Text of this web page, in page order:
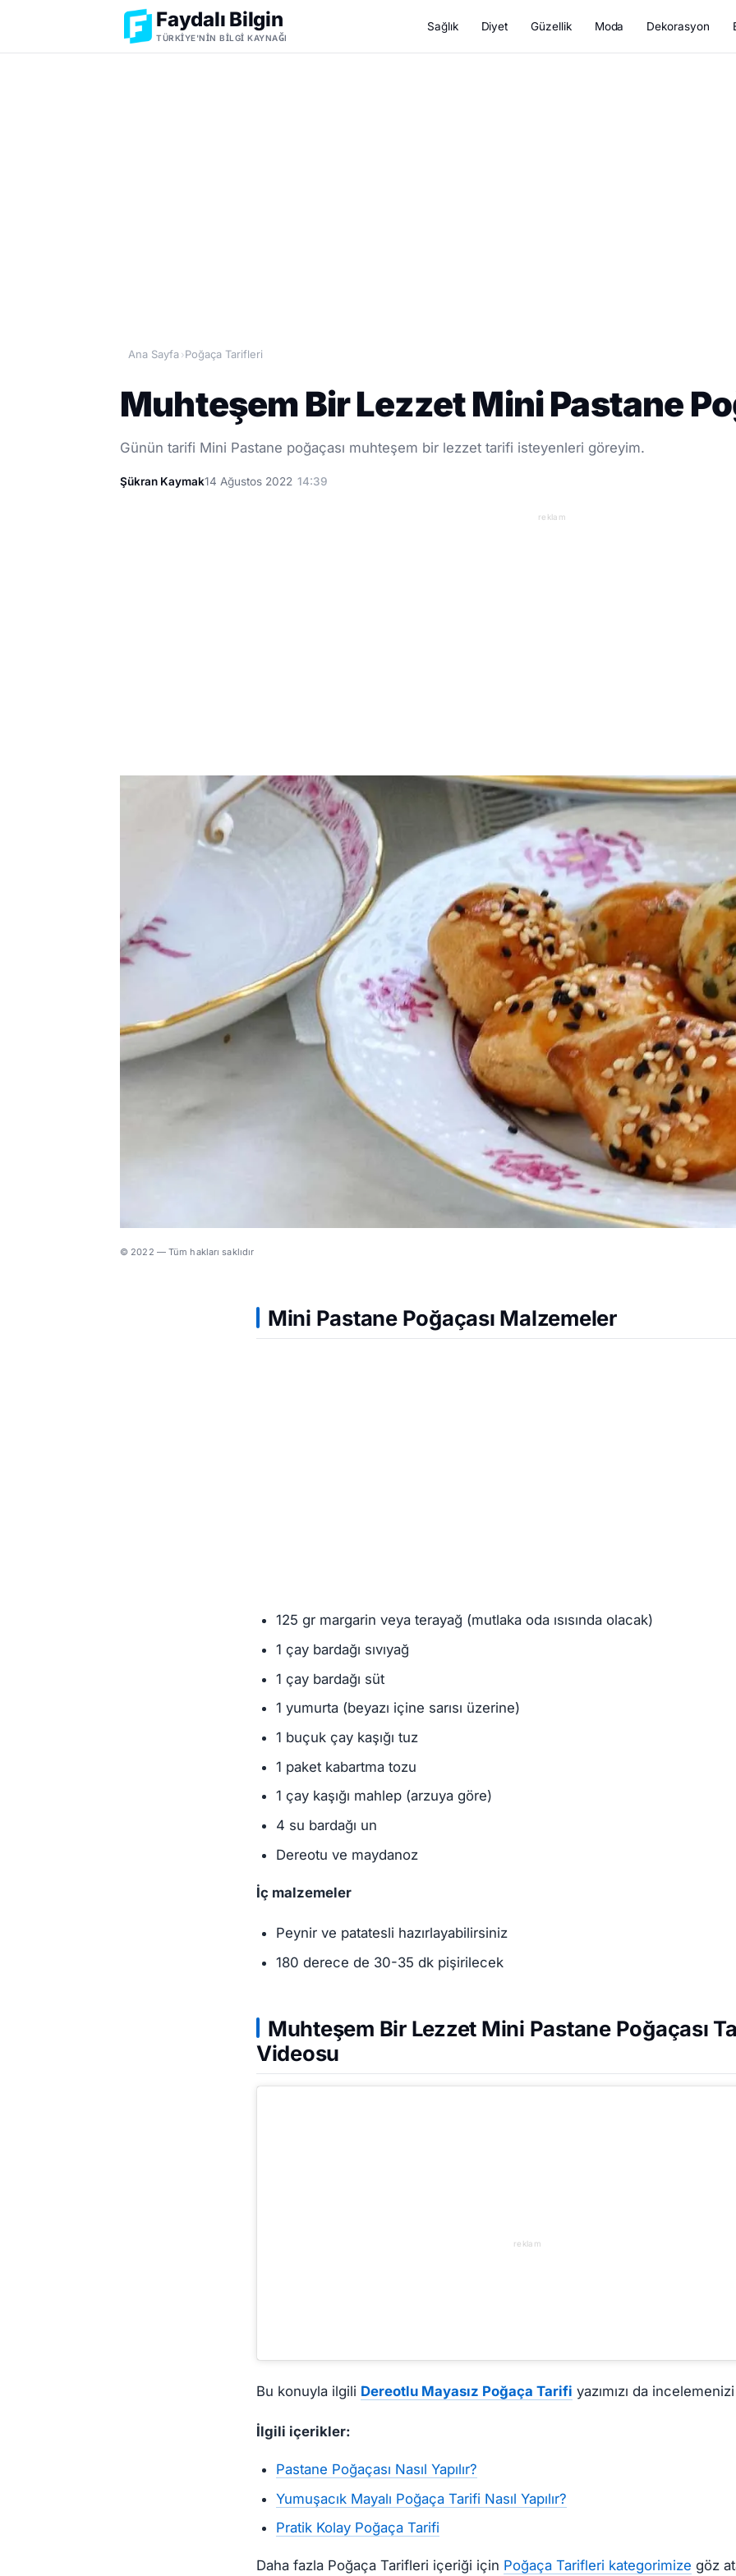
Faydalı Bilgin
TÜRKIYE'NIN BILGI KAYNAĞI
Sağlık Diyet Güzellik Moda Dekorasyon
Ana Sayfa ›Poğaça Tarifleri
Muhteşem Bir Lezzet Mini Pastane
Günün tarifi Mini Pastane poğaçası muhteşem bir lezzet tarifi isteyenleri göreyim.
Şükran Kaymak14 Ağustos 2022 14:39
reklam
© 2022 — Tüm hakları saklıdır
Mini Pastane Poğaçası Malzemeler
125 gr margarin veya terayağ (mutlaka oda ısısında olacak)
1 çay bardağı sıvıyağ
1 çay bardağı süt
1 yumurta (beyazı içine sarısı üzerine)
1 buçuk çay kaşığı tuz
1 paket kabartma tozu
1 çay kaşığı mahlep (arzuya göre)
4 su bardağı un
Dereotu ve maydanoz
İç malzemeler
Peynir ve patatesli hazırlayabilirsiniz
180 derece de 30-35 dk pişirilecek
Muhteşem Bir Lezzet Mini Pastane Poğaçası
Videosu
reklam
Bu konuyla ilgili Dereotlu Mayasız Poğaça Tarifi yazımızı da
İlgili içerikler:
Pastane Poğaçası Nasıl Yapılır?
Yumuşacık Mayalı Poğaça Tarifi Nasıl Yapılır?
Pratik Kolay Poğaça Tarifi
Daha fazla Poğaça Tarifleri içeriği için Poğaça Tarifleri kategorimize göz